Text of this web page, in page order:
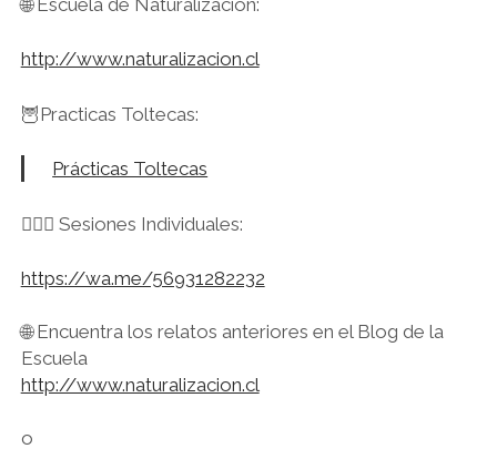
http://www.naturalizacion.cl
🦉Practicas Toltecas:
Prácticas Toltecas
🙋🏻‍♀️ Sesiones Individuales:
https://wa.me/56931282232
🌐 Encuentra los relatos anteriores en el Blog de la
Escuela
http://www.naturalizacion.cl
o